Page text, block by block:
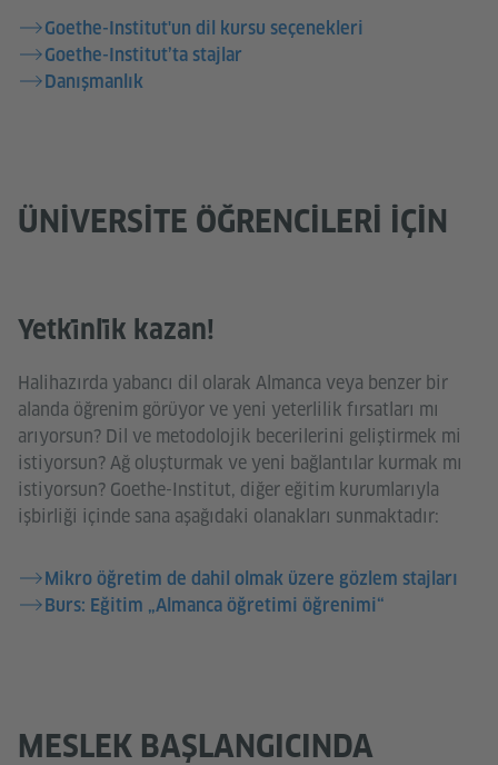
Goethe-Institut'un dil kursu seçenekleri
Goethe-Institut’ta stajlar
Danışmanlık
ÜNIVERSITE ÖĞRENCILERI IÇIN
Yetki̇nli̇k kazan!
Halihazırda yabancı dil olarak Almanca veya benzer bir
alanda öğrenim görüyor ve yeni yeterlilik fırsatları mı
arıyorsun? Dil ve metodolojik becerilerini geliştirmek mi
istiyorsun? Ağ oluşturmak ve yeni bağlantılar kurmak mı
istiyorsun? Goethe-Institut, diğer eğitim kurumlarıyla
işbirliği içinde sana aşağıdaki olanakları sunmaktadır:
Mikro öğretim de dahil olmak üzere gözlem stajları
Burs: Eğitim „Almanca öğretimi öğrenimi“
MESLEK BAŞLANGICINDA